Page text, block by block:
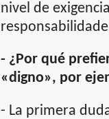
nivel de
- ¿Por qué
«digno», por
- La primera